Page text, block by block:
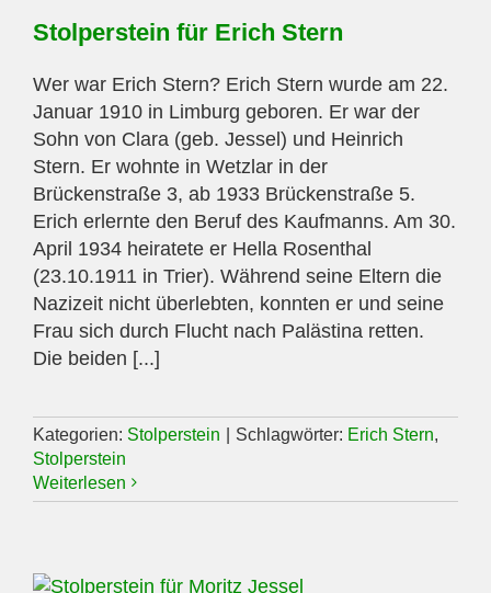
Stolperstein für Erich Stern
Wer war Erich Stern? Erich Stern wurde am 22.
Januar 1910 in Limburg geboren. Er war der
Sohn von Clara (geb. Jessel) und Heinrich
Stern. Er wohnte in Wetzlar in der
Brückenstraße 3, ab 1933 Brückenstraße 5.
Erich erlernte den Beruf des Kaufmanns. Am 30.
April 1934 heiratete er Hella Rosenthal
(23.10.1911 in Trier). Während seine Eltern die
Nazizeit nicht überlebten, konnten er und seine
Frau sich durch Flucht nach Palästina retten.
Die beiden [...]
Kategorien: Stolperstein Schlagwörter: Erich Stern,
Stolperstein
Weiterlesen